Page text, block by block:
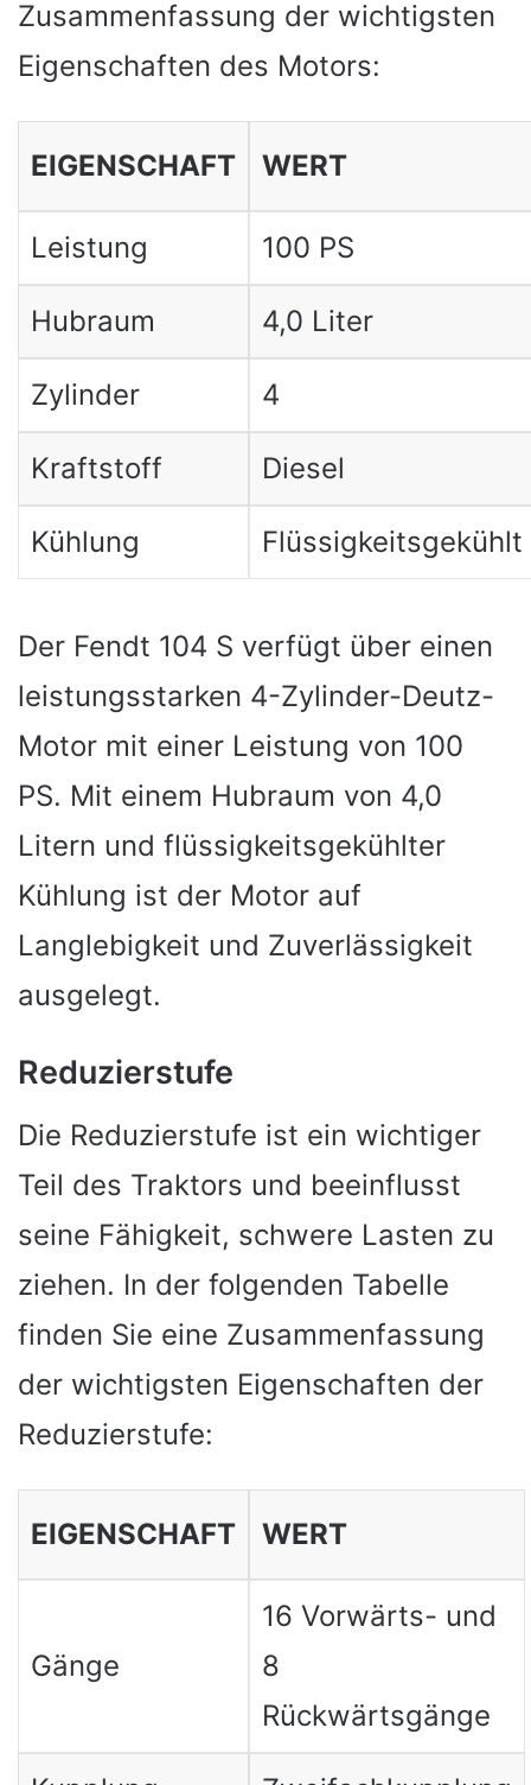
Zusammenfassung der wichtigsten
Eigenschaften des Motors:
EIGENSCHAFT WERT
Leistung 100 PS
Hubraum 4,0 Liter
Zylinder 4
Kraftstoff Diesel
Kühlung Flüssigkeitsgekühlt
Der Fendt 104 S verfügt über einen
leistungsstarken 4-Zylinder-Deutz-
Motor mit einer Leistung von 100
PS. Mit einem Hubraum von 4,0
Litern und flüssigkeitsgekühlter
Kühlung ist der Motor auf
Langlebigkeit und Zuverlässigkeit
ausgelegt.
Reduzierstufe
Die Reduzierstufe ist ein wichtiger
Teil des Traktors und beeinflusst
seine Fähigkeit, schwere Lasten zu
ziehen. In der folgenden Tabelle
finden Sie eine Zusammenfassung
der wichtigsten Eigenschaften der
Reduzierstufe:
EIGENSCHAFT WERT
Gänge
16 Vorwärts- und
8
Rückwärtsgänge